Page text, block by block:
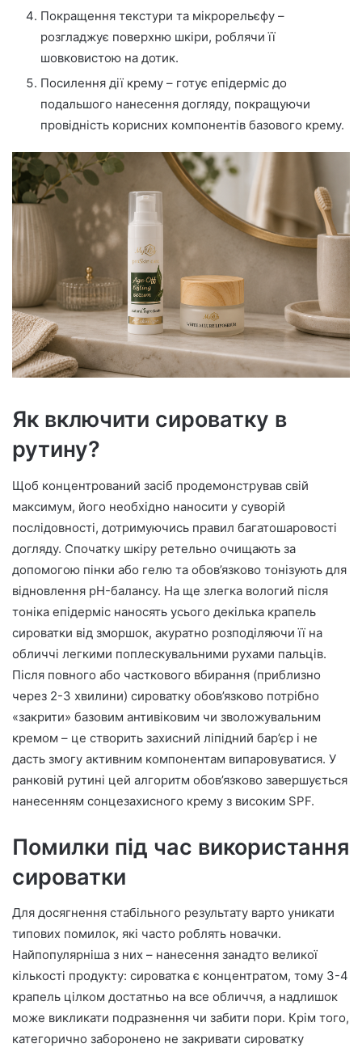
Покращення текстури та мікрорельєфу –
розгладжує поверхню шкіри, роблячи її
шовковистою на дотик.
Посилення дії крему – готує епідерміс до
подальшого нанесення догляду, покращуючи
провідність корисних компонентів базового крему.
Як включити сироватку в
рутину?
Щоб концентрований засіб продемонстрував свій
максимум, його необхідно наносити у суворій
послідовності, дотримуючись правил багатошаровості
догляду. Спочатку шкіру ретельно очищають за
допомогою пінки або гелю та обов’язково тонізують для
відновлення pH-балансу. На ще злегка вологий після
тоніка епідерміс наносять усього декілька крапель
сироватки від зморшок, акуратно розподіляючи її на
обличчі легкими поплескувальними рухами пальців.
Після повного або часткового вбирання (приблизно
через 2-3 хвилини) сироватку обов’язково потрібно
«закрити» базовим антивіковим чи зволожувальним
кремом – це створить захисний ліпідний бар’єр і не
дасть змогу активним компонентам випаровуватися. У
ранковій рутині цей алгоритм обов’язково завершується
нанесенням сонцезахисного крему з високим SPF.
Помилки під час використання
сироватки
Для досягнення стабільного результату варто уникати
типових помилок, які часто роблять новачки.
Найпопулярніша з них – нанесення занадто великої
кількості продукту: сироватка є концентратом, тому 3-4
крапель цілком достатньо на все обличчя, а надлишок
може викликати подразнення чи забити пори. Крім того,
категорично заборонено не закривати сироватку